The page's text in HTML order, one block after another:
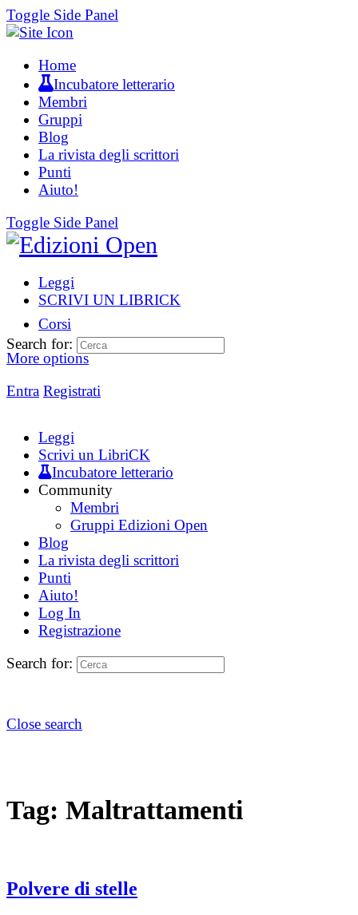
Toggle Side Panel
Home
Incubatore letterario
Membri
Gruppi
Blog
La rivista degli scrittori
Punti
Aiuto!
Toggle Side Panel
Leggi
SCRIVI UN LIBRICK
Corsi
More options
Entra Registrati
Search for:
Leggi
Scrivi un LibriCK
Incubatore letterario
Community
Membri
Gruppi Edizioni Open
Blog
La rivista degli scrittori
Punti
Aiuto!
Log In
Registrazione
Search for:
Close search
Tag: Maltrattamenti
Polvere di stelle